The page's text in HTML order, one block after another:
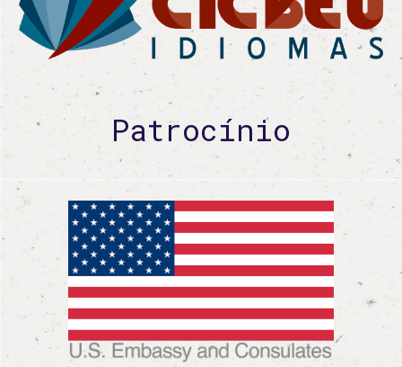
Patrocínio